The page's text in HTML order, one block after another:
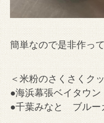
簡単なので是非作っ
＜米粉のさくさくク
●海浜幕張ベイタウ
●千葉みなと ブルー